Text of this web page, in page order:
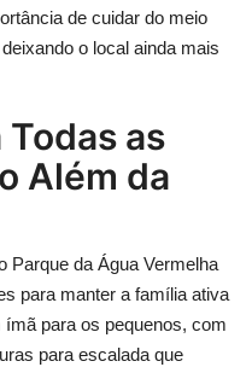
de cuidar do meio
o local ainda mais
as
Além da
Parque da Água Vermelha
para manter a família ativa
para os pequenos, com
para escalada que